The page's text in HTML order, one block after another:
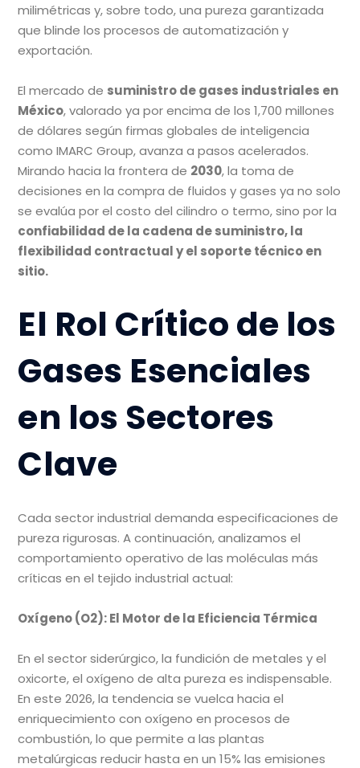
milimétricas y, sobre todo, una pureza garantizada
que blinde los procesos de automatización y
exportación.
El mercado de suministro de gases industriales en
México, valorado ya por encima de los 1,700 millones
de dólares según firmas globales de inteligencia
como IMARC Group, avanza a pasos acelerados.
Mirando hacia la frontera de 2030, la toma de
decisiones en la compra de fluidos y gases ya no solo
se evalúa por el costo del cilindro o termo, sino por la
confiabilidad de la cadena de suministro, la
flexibilidad contractual y el soporte técnico en
sitio.
El Rol Crítico de los
Gases Esenciales
en los Sectores
Clave
Cada sector industrial demanda especificaciones de
pureza rigurosas. A continuación, analizamos el
comportamiento operativo de las moléculas más
críticas en el tejido industrial actual:
Oxígeno (O2): El Motor de la Eficiencia Térmica
En el sector siderúrgico, la fundición de metales y el
oxicorte, el oxígeno de alta pureza es indispensable.
En este 2026, la tendencia se vuelca hacia el
enriquecimiento con oxígeno en procesos de
combustión, lo que permite a las plantas
metalúrgicas reducir hasta en un 15% las emisiones